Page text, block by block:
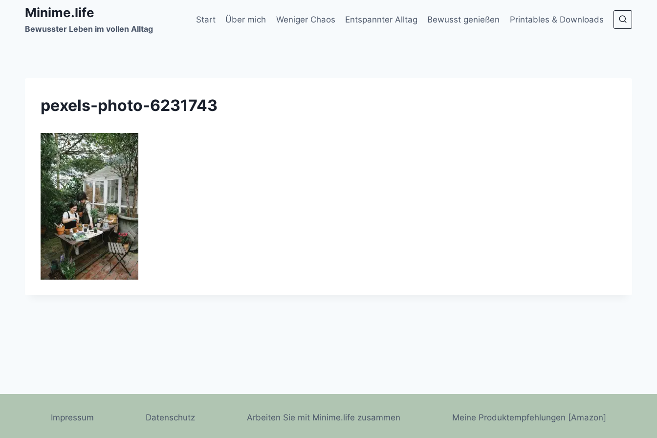
springen
Minime.life
Bewusster Leben im vollen Alltag
Start Über mich Weniger Chaos Entspannter Alltag Bewusst genießen Printables & Downloads
pexels-photo-6231743
Impressum Datenschutz Arbeiten Sie mit Minime.life zusammen Meine Produktempfehlungen [Amazon]